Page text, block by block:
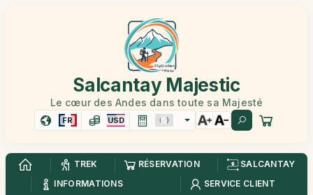
Salcantay Majestic
Le cœur des Andes dans toute sa Majesté
FR USD
TREK RÉSERVATION
SALCANTAY
INFORMATIONS
SERVICE CLIENT